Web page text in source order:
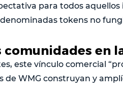
para todos aquellos
tokens no
en
este vínculo comercial
WMG construyan y